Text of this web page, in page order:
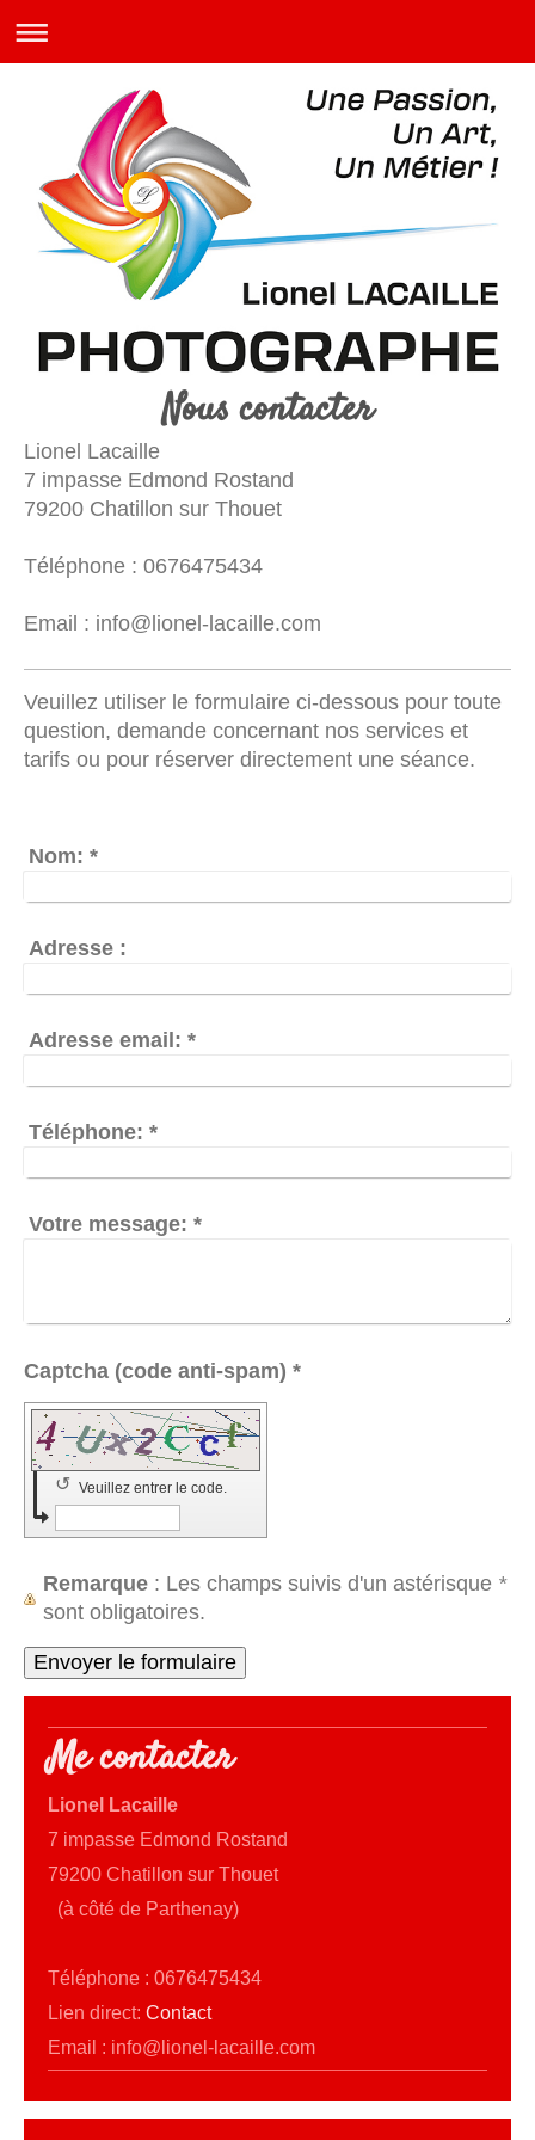
Nous contacter
Lionel Lacaille
7 impasse Edmond Rostand
79200 Chatillon sur Thouet
Téléphone : 0676475434
Email : info@lionel-lacaille.com
Veuillez utiliser le formulaire ci-dessous pour toute
question, demande concernant nos services et
tarifs ou pour réserver directement une séance.
Nom: *
Adresse :
Adresse email: *
Téléphone: *
Votre message: *
Captcha (code anti-spam) *
Veuillez entrer le code.
↺
Remarque : Les champs suivis d'un astérisque *
sont obligatoires.
Me contacter
Lionel Lacaille
7 impasse Edmond Rostand
79200 Chatillon sur Thouet
(à côté de Parthenay)
Téléphone : 0676475434
Lien direct: Contact
Email : info@lionel-lacaille.com